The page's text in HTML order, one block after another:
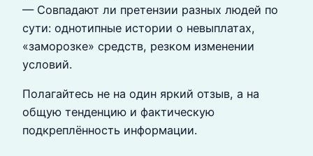
— Совпадают ли претензии разных людей по
сути: однотипные истории о невыплатах,
«заморозке» средств, резком изменении
условий.
Полагайтесь не на один яркий отзыв, а на
общую тенденцию и фактическую
подкреплённость информации.